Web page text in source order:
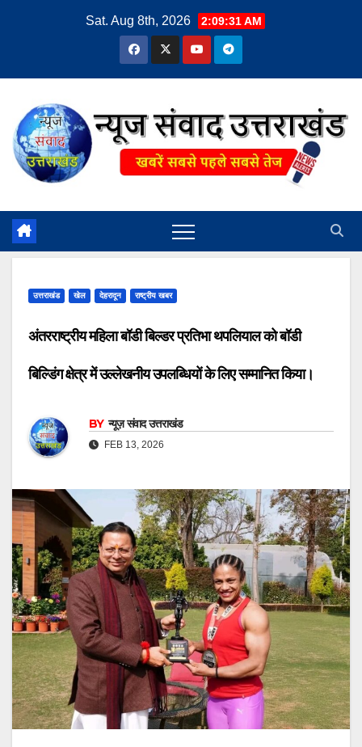
Sat. Aug 8th, 2026 2:09:32 AM
उत्तराखंड खेल देहरादून राष्ट्रीय खबर
अंतरराष्ट्रीय महिला बॉडी बिल्डर प्रतिभा थपलियाल को बॉडी
बिल्डिंग क्षेत्र में उल्लेखनीय उपलब्धियों के लिए सम्मानित किया।
BY न्यूज़ संवाद उत्तराखंड
FEB 13, 2026